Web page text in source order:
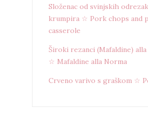
Složenac od svinjskih
krumpira ☆ Pork chops and
casserole
Široki rezanci (Mafaldine)
☆ Mafaldine alla Norma
Crveno varivo s graškom ☆